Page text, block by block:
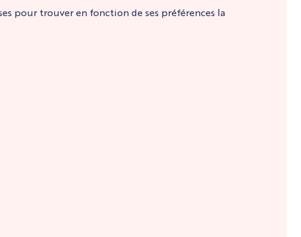
pour trouver en fonction de ses préférences la